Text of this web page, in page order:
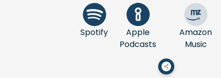
Spotify
Apple
Podcasts
Amazon
Music